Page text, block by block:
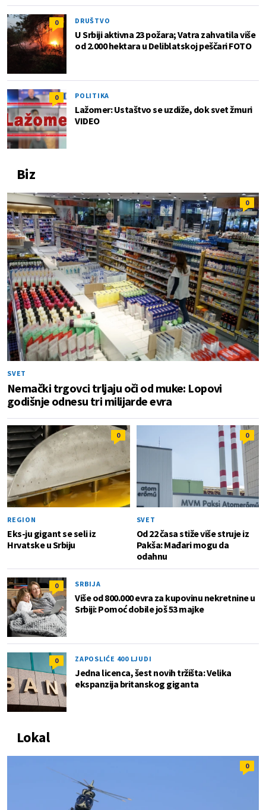
0 DRUŠTVO
U Srbiji aktivna 23 požara; Vatra zahvatila više
od 2.000 hektara u Deliblatskoj peščari FOTO
0 POLITIKA
Lažomer: Ustaštvo se uzdiže, dok svet žmuri
VIDEO
Biz
0
SVET
Nemački trgovci trljaju oči od muke: Lopovi
godišnje odnesu tri milijarde evra
0
REGION
Eks-ju gigant se seli iz
Hrvatske u Srbiju
0
SVET
Od 22 časa stiže više struje iz
Pakša: Mađari mogu da
odahnu
0 SRBIJA
Više od 800.000 evra za kupovinu nekretnine u
Srbiji: Pomoć dobile još 53 majke
0 ZAPOSLIĆE 400 LJUDI
Jedna licenca, šest novih tržišta: Velika
ekspanzija britanskog giganta
Lokal
0